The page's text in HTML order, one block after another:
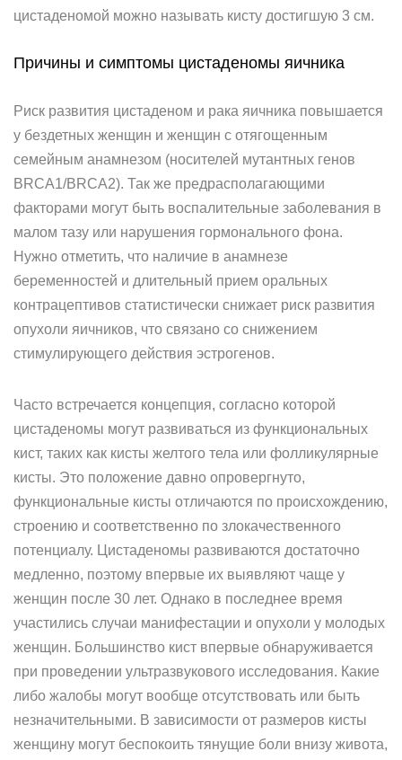
цистаденомой можно называть кисту достигшую 3 см.
Причины и симптомы цистаденомы яичника
Риск развития цистаденом и рака яичника повышается
у бездетных женщин и женщин с отягощенным
семейным анамнезом (носителей мутантных генов
BRCA1/BRCA2). Так же предрасполагающими
факторами могут быть воспалительные заболевания в
малом тазу или нарушения гормонального фона.
Нужно отметить, что наличие в анамнезе
беременностей и длительный прием оральных
контрацептивов статистически снижает риск развития
опухоли яичников, что связано со снижением
стимулирующего действия эстрогенов.
Часто встречается концепция, согласно которой
цистаденомы могут развиваться из функциональных
кист, таких как кисты желтого тела или фолликулярные
кисты. Это положение давно опровергнуто,
функциональные кисты отличаются по происхождению,
строению и соответственно по злокачественного
потенциалу. Цистаденомы развиваются достаточно
медленно, поэтому впервые их выявляют чаще у
женщин после 30 лет. Однако в последнее время
участились случаи манифестации и опухоли у молодых
женщин. Большинство кист впервые обнаруживается
при проведении ультразвукового исследования. Какие
либо жалобы могут вообще отсутствовать или быть
незначительными. В зависимости от размеров кисты
женщину могут беспокоить тянущие боли внизу живота,